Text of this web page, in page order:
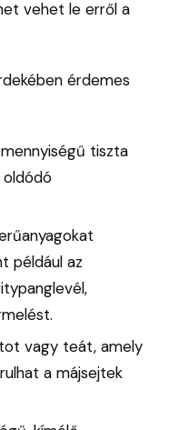
vehet le erről a
érdemes
tiszta
például az
vagy teát, amely
a májsejtek